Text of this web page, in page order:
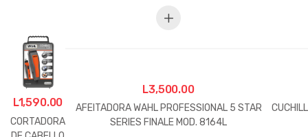
L1,590.00
CORTADORA
L3,500.00
AFEITADORA WAHL PROFESSIONAL 5 STAR
SERIES FINALE MOD. 8164L